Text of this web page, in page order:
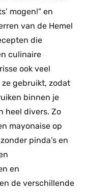
mogen!” en
van de Hemel
die
culinaire
ook veel
gebruikt, zodat
binnen je
heel divers. Zo
mayonaise op
pinda’s en
en
de verschillende